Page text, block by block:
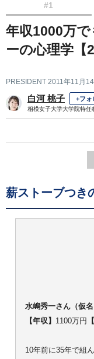
#1
年収1000万
ーの心理学【2
PRESIDENT 2011年11月
白河 桃子 +フォ
相模女子大学大学院特任
薪ストーブつ
水嶋秀一さん（仮
【年収】 1100万円
10年前に35年で組